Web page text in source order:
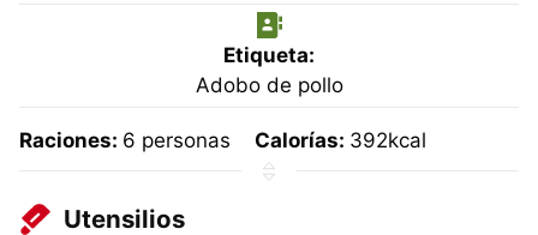
Etiqueta:
Adobo de pollo
Raciones: 6 personas Calorías: 392kcal
Utensilios